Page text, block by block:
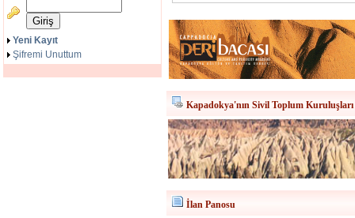
Yeni Kayıt
Şifremi Unuttum
Kapadokya'nın Sivil Toplum Kuruluşları
İlan Panosu